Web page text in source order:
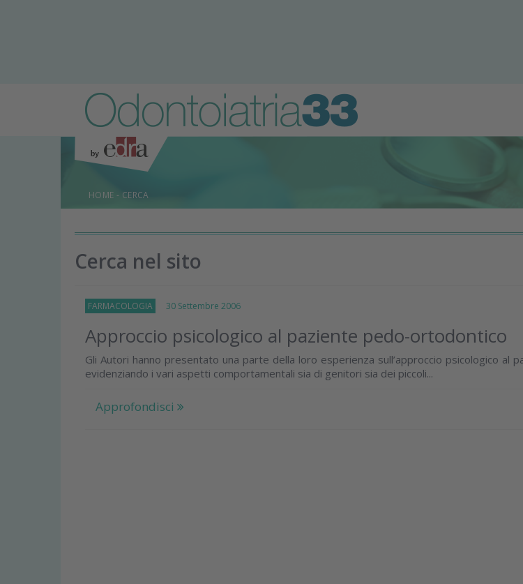
HOME - CERCA
Cerca nel sito
FARMACOLOGIA 30 Settembre 2006
Approccio psicologico al paziente pedo-ortodontico
Gli Autori hanno presentato una parte della loro esperienza sull’approccio psicologico al
evidenziando i vari aspetti comportamentali sia di genitori sia dei piccoli...
Approfondisci